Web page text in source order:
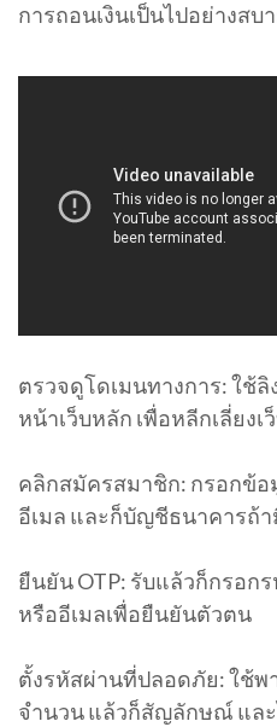
การถอนเงินเป็นไปอย่างสบ
ตรวจดูโดเมนทางการ: ใช้
หน้าเว็บหลัก เพื่อหลีกเลี่ยง
คลิกสมัครสมาชิก: กรอกข้อ
อีเมล และก็บัญชีธนาคารถ้
ยืนยัน OTP: รับแล้วก็กรอก
หรืออีเมลเพื่อยืนยันตัวตน
ตั้งรหัสผ่านที่ปลอดภัย: ใช้พ
จำนวน แล้วก็สัญลักษณ์ แล